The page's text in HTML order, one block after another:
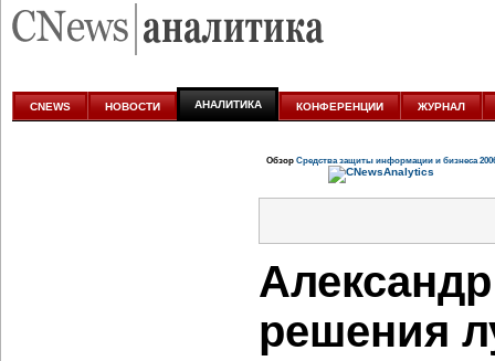
аналитике
CNEWS НОВОСТИ АНАЛИТИКА КОНФЕРЕНЦИИ ЖУРНАЛ
Обзор Средства защиты информации и бизнеса
решения